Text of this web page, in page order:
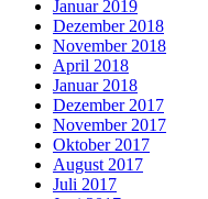
Januar 2019
Dezember 2018
November 2018
April 2018
Januar 2018
Dezember 2017
November 2017
Oktober 2017
August 2017
Juli 2017